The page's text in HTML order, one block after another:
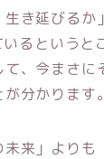
き延びるか
いるというと
、今まさに
分かります。
来」よりも